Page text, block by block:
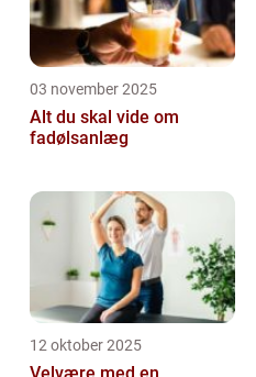
03 november 2025
Alt du skal vide om
fadølsanlæg
12 oktober 2025